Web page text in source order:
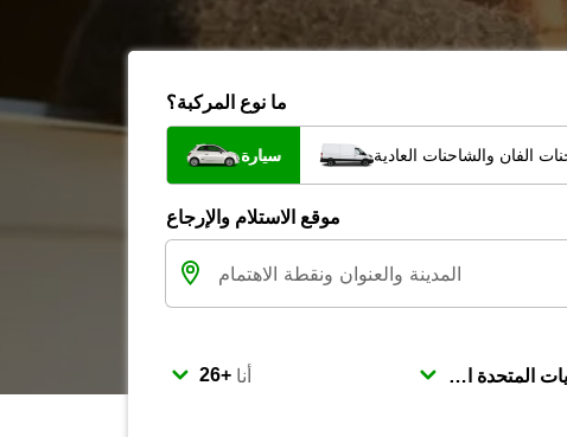
ما نوع المركبة؟
سيارة الفان والشاحنات العادية
موقع الاستلام والإرجاع
أنا